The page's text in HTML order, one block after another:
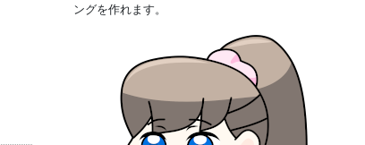
ングを作れます。